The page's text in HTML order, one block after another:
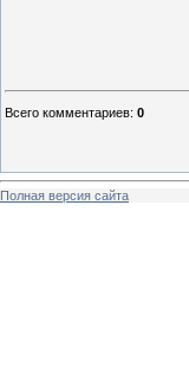
Всего комментариев: 0
Полная версия сайта